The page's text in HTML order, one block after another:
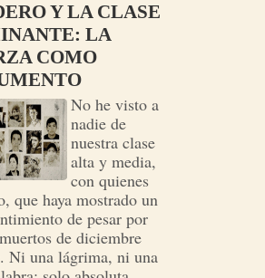
Y LA CLASE
LA
COMO
No he visto a
nadie de
nuestra clase
alta y media,
con quienes
que haya mostrado un
de pesar por
de diciembre
Ni una lágrima, ni una